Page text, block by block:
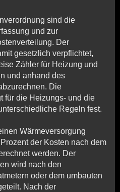
sind die
und zur
Der
gesetzlich verpflichtet,
Zähler für Heizung und
und anhand des
Die
für die Heizungs- und die
Regeln fest.
Wärmeversorgung
der Kosten nach dem
werden. Der
wird nach den
oder dem umbauten
Nach der